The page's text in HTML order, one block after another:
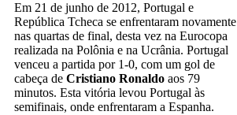
Em 21 de junho de 2012, Portugal e
República Tcheca se enfrentaram novamente
nas quartas de final, desta vez na Eurocopa
realizada na Polônia e na Ucrânia. Portugal
venceu a partida por 1-0, com um gol de
cabeça de Cristiano Ronaldo aos 79
minutos. Esta vitória levou Portugal às
semifinais, onde enfrentaram a Espanha.